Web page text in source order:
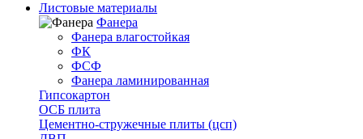
Листовые материалы
Фанера
Фанера влагостойкая
ФК
ФСФ
Фанера ламинированная
Гипсокартон
ОСБ плита
Цементно-стружечные плиты (цсп)